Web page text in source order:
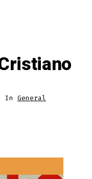
In General